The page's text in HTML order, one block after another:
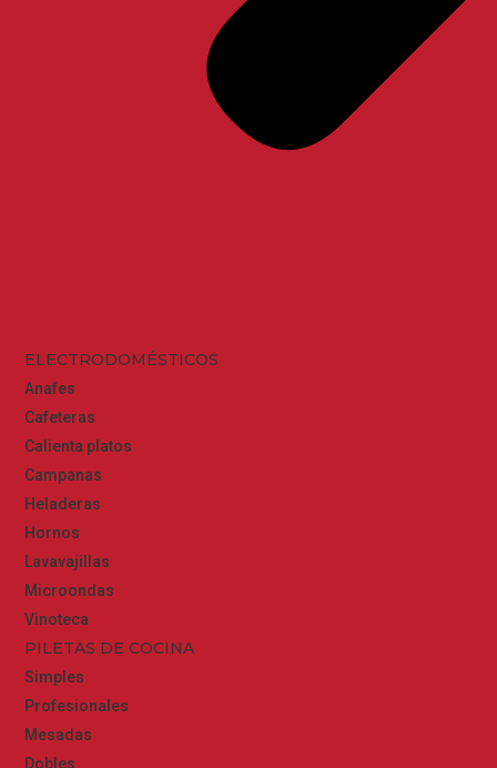
ELECTRODOMÉSTICOS
Anafes
Cafeteras
Calienta platos
Campanas
Heladeras
Hornos
Lavavajillas
Microondas
Vinoteca
PILETAS DE COCINA
Simples
Profesionales
Mesadas
Dobles